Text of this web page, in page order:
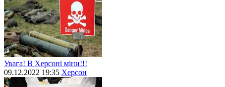
Увага! В Херсоні міни!!!
09.12.2022 19:35 Херсон